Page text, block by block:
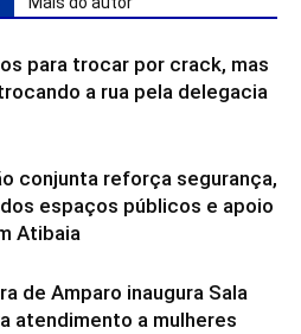
para trocar por crack, mas
a rua pela delegacia
conjunta reforça segurança,
espaços públicos e apoio
Atibaia
de Amparo inaugura Sala
atendimento a mulheres